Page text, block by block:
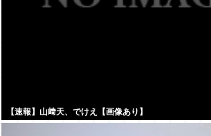
【速報】山﨑天、でけえ【画像あり】